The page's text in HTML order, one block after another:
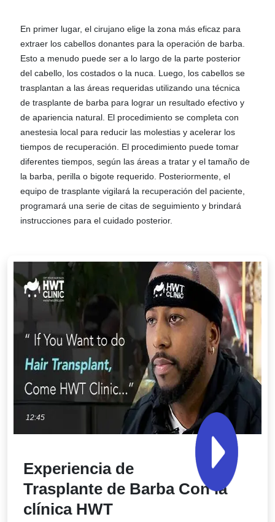
En primer lugar, el cirujano elige la zona más eficaz para
extraer los cabellos donantes para la operación de barba.
Esto a menudo puede ser a lo largo de la parte posterior
del cabello, los costados o la nuca. Luego, los cabellos se
trasplantan a las áreas requeridas utilizando una técnica
de trasplante de barba para lograr un resultado efectivo y
de apariencia natural. El procedimiento se completa con
anestesia local para reducir las molestias y acelerar los
tiempos de recuperación. El procedimiento puede tomar
diferentes tiempos, según las áreas a tratar y el tamaño de
la barba, perilla o bigote requerido. Posteriormente, el
equipo de trasplante vigilará la recuperación del paciente,
programará una serie de citas de seguimiento y brindará
instrucciones para el cuidado posterior.
12:45
Experiencia de
Trasplante de Barba Con la
clínica HWT